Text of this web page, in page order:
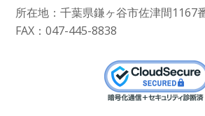
所在地：千葉県鎌ヶ谷市佐津間1167
FAX：047-445-8838